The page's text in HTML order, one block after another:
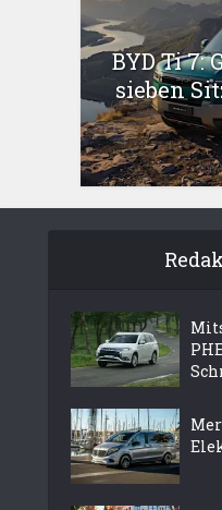
BYD Ti 7:
sieben